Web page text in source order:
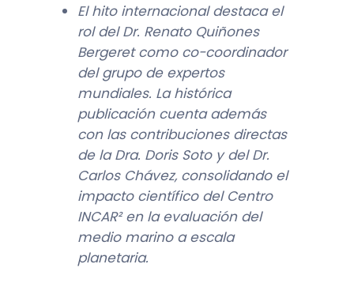
El hito internacional destaca el
rol del Dr. Renato Quiñones
Bergeret como co-coordinador
del grupo de expertos
mundiales. La histórica
publicación cuenta además
con las contribuciones directas
de la Dra. Doris Soto y del Dr.
Carlos Chávez, consolidando el
impacto científico del Centro
INCAR² en la evaluación del
medio marino a escala
planetaria.